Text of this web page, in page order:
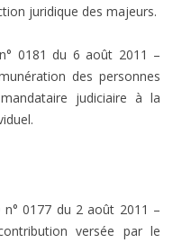
juridique des majeurs.
0181 du 6 août 2011 –
des personnes
judiciaire à la
n° 0177 du 2 août 2011 –
versée par le